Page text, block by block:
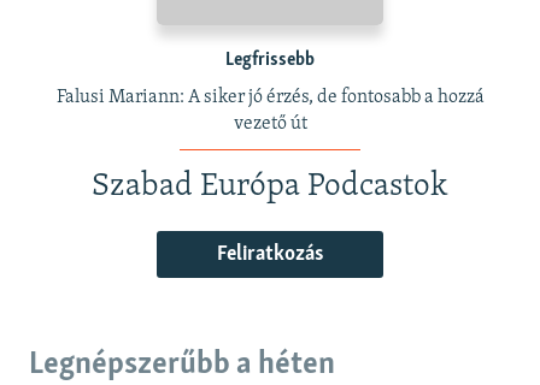
Legfrissebb
Falusi Mariann: A siker jó érzés, de fontosabb a hozzá
vezető út
Szabad Európa Podcastok
Feliratkozás
Legnépszerűbb a héten